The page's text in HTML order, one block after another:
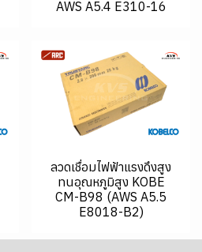
AWS A5.4 E310-16
ลวดเชื่อมไฟฟ้าแรงดึงสูง
ทนอุณหภูมิสูง KOBE
CM-B98 (AWS A5.5
E8018-B2)